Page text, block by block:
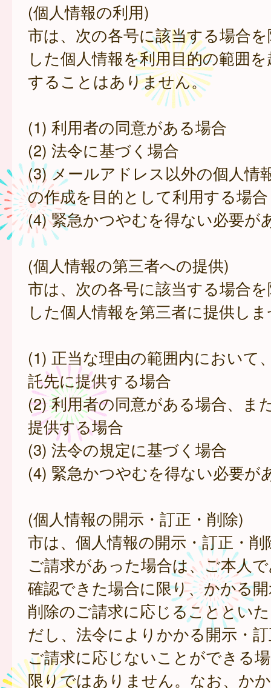
(個人情報の利用)
市は、次の各号に該当する場合
した個人情報を利用目的の範囲
することはありません。
(1) 利用者の同意がある場合
(2) 法令に基づく場合
(3) メールアドレス以外の個人情
の作成を目的として利用する場合
(4) 緊急かつやむを得ない必要が
(個人情報の第三者への提供)
市は、次の各号に該当する場合
した個人情報を第三者に提供し
(1) 正当な理由の範囲内において
託先に提供する場合
(2) 利用者の同意がある場合、ま
提供する場合
(3) 法令の規定に基づく場合
(4) 緊急かつやむを得ない必要が
(個人情報の開示・訂正・削除)
市は、個人情報の開示・訂正・
ご請求があった場合は、ご本人
確認できた場合に限り、かかる
削除のご請求に応じることとい
だし、法令によりかかる開示・
ご請求に応じないことができる
限りではありません。なお、か